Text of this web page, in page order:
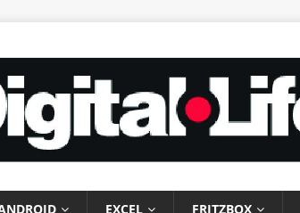
EXCEL FRITZBOX